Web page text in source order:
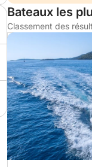
Bateaux les
Classement des